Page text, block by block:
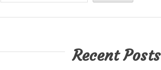
Recent Posts